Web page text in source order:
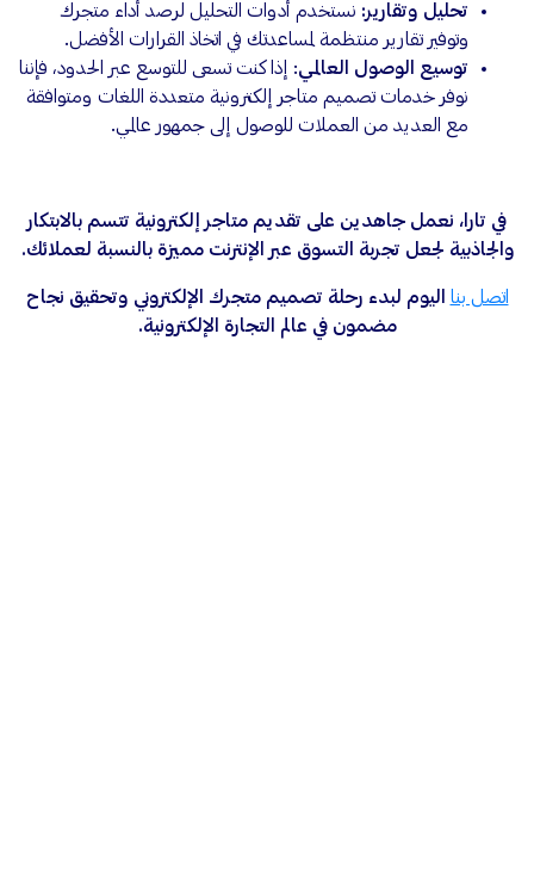
تحليل وتقارير: نستخدم أدوات التحليل لرصد أداء متجرك
وتوفير تقارير منتظمة لمساعدتك في اتخاذ القرارات الأفضل.
توسيع الوصول العالمي: إذا كنت تسعى للتوسع عبر الحدود، فإننا
نوفر خدمات تصميم متاجر إلكترونية متعددة اللغات ومتوافقة
مع العديد من العملات للوصول إلى جمهور عالمي.
في تارا، نعمل جاهدين على تقديم متاجر إلكترونية تتسم بالابتكار
والجاذبية لجعل تجربة التسوق عبر الإنترنت مميزة بالنسبة لعملائك.
اتصل بنا اليوم لبدء رحلة تصميم متجرك الإلكتروني وتحقيق نجاح
مضمون في عالم التجارة الإلكترونية.